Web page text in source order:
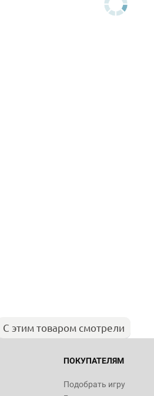
С этим товаром смотрели
ПОКУПАТЕЛЯМ
Подобрать игру